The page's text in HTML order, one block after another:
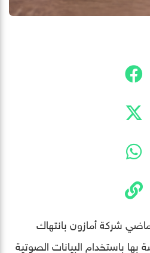
شركة أمازون بانتهاك
باستخدام البيانات الصوتية